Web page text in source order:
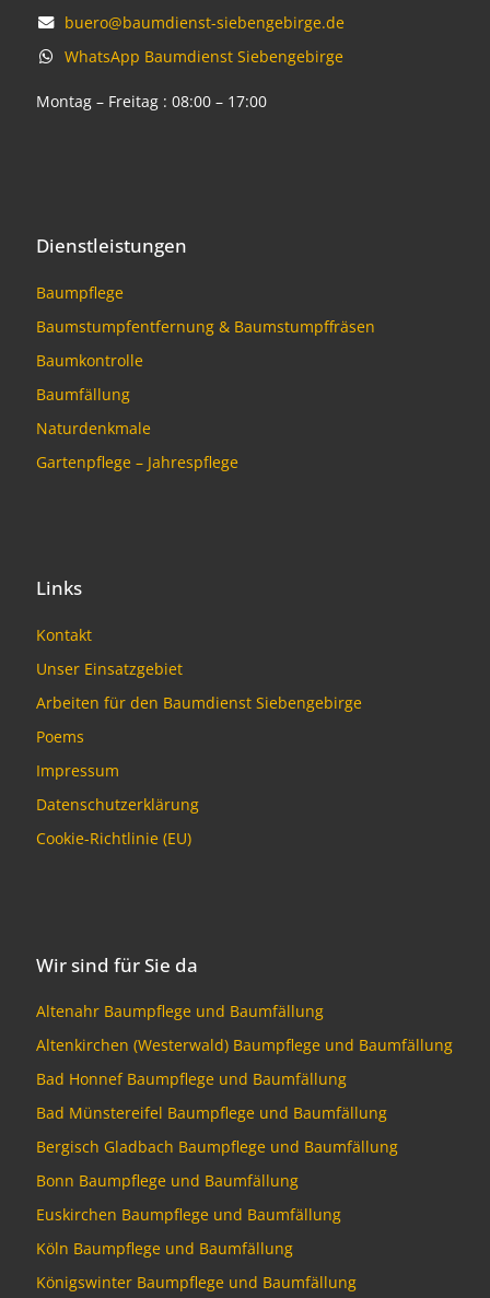
buero@baumdienst-siebengebirge.de
WhatsApp Baumdienst Siebengebirge
Montag – Freitag : 08:00 – 17:00
Dienstleistungen
Baumpflege
Baumstumpfentfernung & Baumstumpffräsen
Baumkontrolle
Baumfällung
Naturdenkmale
Gartenpflege – Jahrespflege
Links
Kontakt
Unser Einsatzgebiet
Arbeiten für den Baumdienst Siebengebirge
Poems
Impressum
Datenschutzerklärung
Cookie-Richtlinie (EU)
Wir sind für Sie da
Altenahr Baumpflege und Baumfällung
Altenkirchen (Westerwald) Baumpflege und Baumfällung
Bad Honnef Baumpflege und Baumfällung
Bad Münstereifel Baumpflege und Baumfällung
Bergisch Gladbach Baumpflege und Baumfällung
Bonn Baumpflege und Baumfällung
Euskirchen Baumpflege und Baumfällung
Köln Baumpflege und Baumfällung
Königswinter Baumpflege und Baumfällung